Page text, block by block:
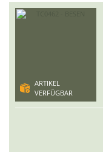
ARTIKEL
VERFÜGBAR